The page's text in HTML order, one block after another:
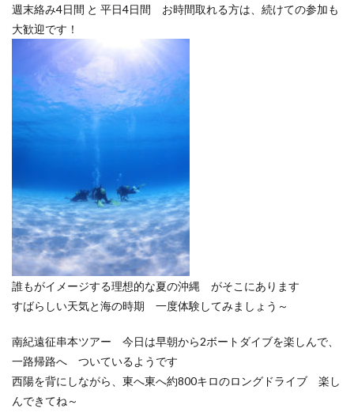
週末絡み4日間 と 平日4日間 お時間取れる方は、続けての参加も
大歓迎です！
誰もがイメージする理想的な夏の沖縄 がそこにあります
すばらしい天気と海の時期 一度体験してみましょう～
南紀遠征串本ツアー 今日は早朝から2ボートダイブを楽しんで、
一路帰路へ ついているようです
西陽を背にしながら、東へ東へ約800キロのロングドライブ 楽し
んできてね～